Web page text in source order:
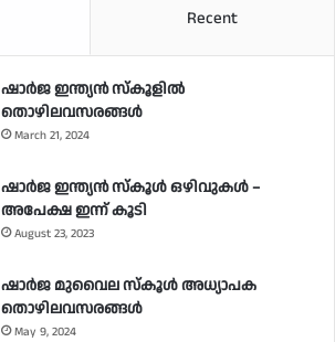
Recent
ഷാർജ ഇന്ത്യൻ സ്കൂളിൽ
തൊഴിലവസരങ്ങൾ
March 21, 2024
ഷാർജ ഇന്ത്യൻ സ്‌കൂൾ ഒഴിവുകൾ –
അപേക്ഷ ഇന്ന് കൂടി
August 23, 2023
ഷാർജ മുവൈല സ്‌കൂൾ അധ്യാപക
തൊഴിലവസരങ്ങൾ
May 9, 2024